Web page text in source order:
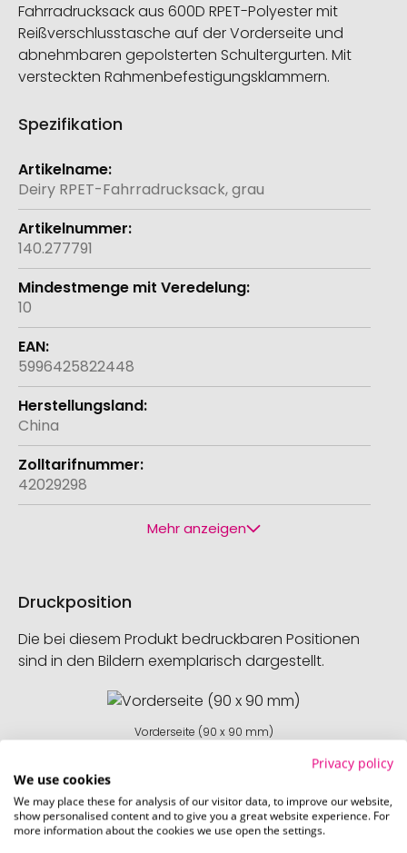
Fahrradrucksack aus 600D RPET-Polyester mit
Reißverschlusstasche auf der Vorderseite und
abnehmbaren gepolsterten Schultergurten. Mit
versteckten Rahmenbefestigungsklammern.
Spezifikation
Weitere
Informationen
Deiry RPET-Fahrradrucksack, grau
140.277791
10
5996425822448
China
42029298
Mehr anzeigen
Druckposition
Die bei diesem Produkt bedruckbaren Positionen
sind in den Bildern exemplarisch dargestellt.
Vorderseite (90 x 90 mm)
Privacy policy
We use cookies
We may place these for analysis of our visitor data, to improve our website,
show personalised content and to give you a great website experience. For
more information about the cookies we use open the settings.